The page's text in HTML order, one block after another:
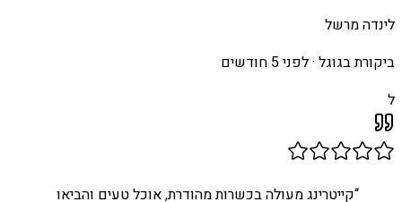
לינדה מרשל
ביקורת בגוגל ·לפני 5 חודשים
ל
“קייטרינג מעולה בכשרות מהודרת, אוכל טעים והביאו